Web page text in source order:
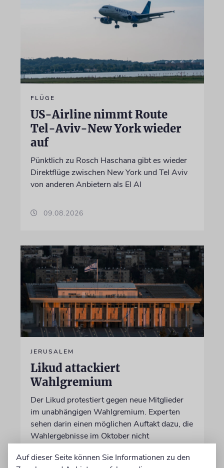
FLÜGE
US-Airline nimmt Route
Tel-Aviv-New York wieder
auf
Pünktlich zu Rosch Haschana gibt es wieder
Direktflüge zwischen New York und Tel Aviv
von anderen Anbietern als El Al
09.08.2026
JERUSALEM
Likud attackiert
Wahlgremium
Der Likud protestiert gegen neue Mitglieder
im unabhängigen Wahlgremium. Experten
sehen darin einen möglichen Auftakt dazu, die
Wahlergebnisse im Oktober nicht
Auf dieser Seite können Sie Informationen zu den